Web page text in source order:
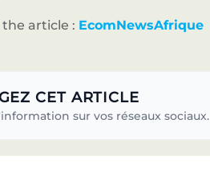
the article : EcomNewsAfrique
CET ARTICLE
sur vos réseaux sociaux.